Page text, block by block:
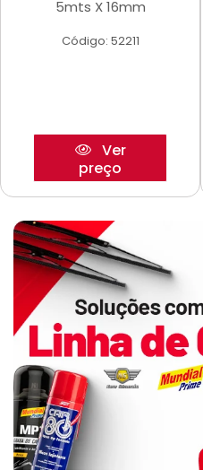
5mts X 16mm
Código: 52211
Ver
preço